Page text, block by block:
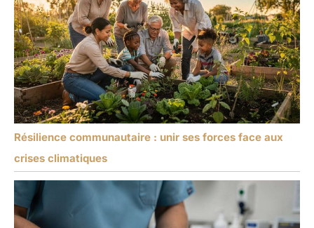
Résilience communautaire : unir ses forces face aux
crises climatiques